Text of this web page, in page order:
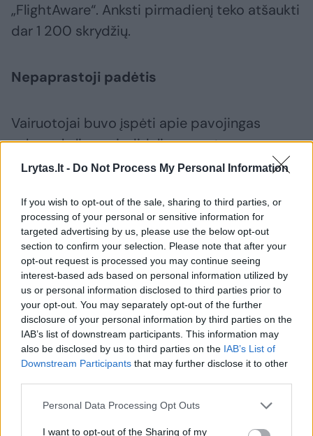
Lrytas.lt - Do Not Process My Personal Information
If you wish to opt-out of the sale, sharing to third parties, or
processing of your personal or sensitive information for
targeted advertising by us, please use the below opt-out
section to confirm your selection. Please note that after your
opt-out request is processed you may continue seeing
interest-based ads based on personal information utilized by
us or personal information disclosed to third parties prior to
your opt-out. You may separately opt-out of the further
disclosure of your personal information by third parties on the
IAB’s list of downstream participants. This information may
also be disclosed by us to third parties on the IAB’s List of
Downstream Participants that may further disclose it to other
Personal Data Processing Opt Outs
I want to opt-out of the Sharing of my
„FlightAware“. Anksti pirmadienį teko atšaukti
dar 1 200 skrydžių.
Nepaprastoji padėtis
Vairuotojai buvo įspėti apie pavojingas
sąlygas keliuose ir didelius nepatogumus
keliaujant teritorijoje nuo pietų Arkanzaso iki
Džordžijos gubernatorius Brianas Kempas
penktadienį paskelbė nepaprastąją padėtį, o
iki vidurdienio keliuose pradėjo dirbti sniego
valytuvai.
Virdžinijoje ir Šiaurės Karolinoje irgi paskelbta
nepaprastoji padėtis.
Virdžinijos policija tviteryje paskelbė, kad
sekmadienį buvo sureaguota į beveik 1 000